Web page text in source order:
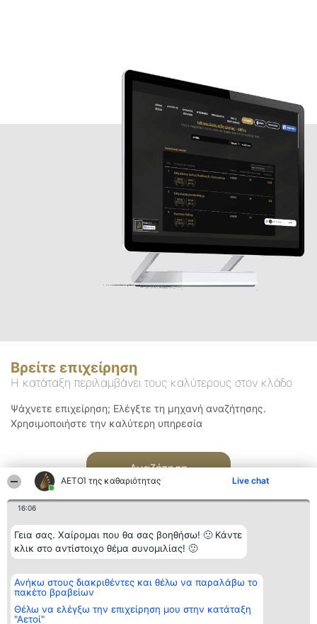
ΑΕΤΟΊ της καθαριότητας Live chat
16:06
Γεια σας. Χαίρομαι που θα σας βοηθήσω! 🙂 Κάντε
κλικ στο αντίστοιχο θέμα συνομιλίας! 🙂
Ανήκω στους διακριθέντες και θέλω να παραλάβω το
πακέτο βραβείων
Θέλω να ελέγξω την επιχείρηση μου στην κατάταξη
"Αετοί"
Βρείτε επιχείρηση
Η κατάταξη περιλαμβάνει τους καλύτερους στον κλάδο
Ψάχνετε επιχείρηση; Ελέγξτε τη μηχανή αναζήτησης.
Χρησιμοποιήστε την καλύτερη υπηρεσία
Αναζήτηση
Διοργανωτής της
κατάταξης
BEAUTIFUL COMPANY
ΤΗΛ. ΕΠΙΚΟΙΝΩΝΙΑΣ:
Κατάταξη
Διακριθέντες
των
διακριθέντων
Επικοινωνία
Επικοινωνία